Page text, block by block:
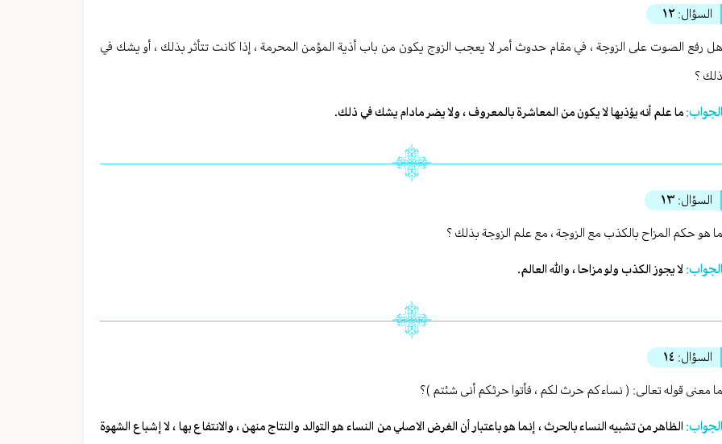
السؤال: ١٢
هل رفع الصوت على الزوجة ، في مقام حدوث أمر لا يعجب الزوج يكون من باب أذية المؤمن المحرمة ، إذا كانت تتأثر بذلك ، أو يشك في
ذلك ؟
الجواب: ما علم أنه يؤذيها لا يكون من المعاشرة بالمعروف ، ولا يضر مادام يشك في ذلك.
السؤال: ١٣
ما هو حكم المزاح بالكذب مع الزوجة ، مع علم الزوجة بذلك ؟
الجواب: لا يجوز الكذب ولو مزاحا ، والله العالم.
السؤال: ١٤
ما معنى قوله تعالى: ( نساءكم حرث لكم ، فأتوا حرثكم أنى شئتم )؟
الجواب: الظاهر من تشبيه النساء بالحرث ، إنما هو باعتبار أن الغرض الاصلي من النساء هو التوالد والنتاج منهن ، والانتفاع بها ، لا إشباع الشهوة